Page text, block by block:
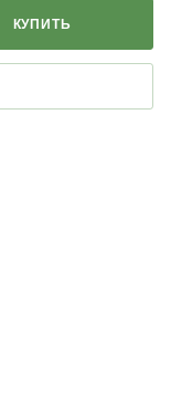
КУПИТЬ